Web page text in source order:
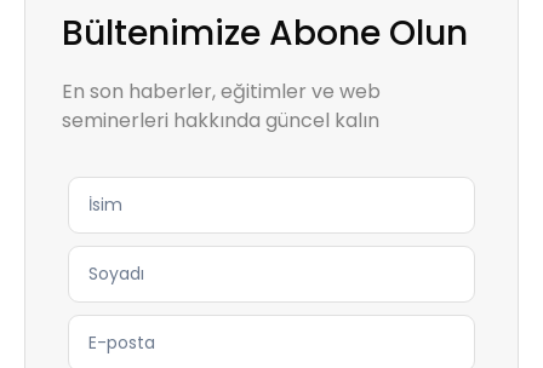
Bültenimize Abone Olun
En son haberler, eğitimler ve web
seminerleri hakkında güncel kalın